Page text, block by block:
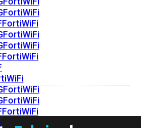
FortiWiFi
FortiWiFi
FortiWiFi
FortiWiFi
FortiWiFi
FortiWiFi
FortiWiFi
FortiWiFi